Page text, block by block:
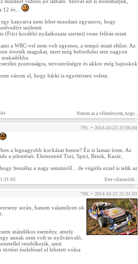
12 év...
kanyarra nem lehet mondani egyszerre, hogy
született.
(Frici korábbi nyilatkozata szerint) rossz felírás miatt
a WRC-vel nem volt egyenes, a tempó miatt eltűnt. Az
érezték magukat, mert még befordulni sem nagyon
pontosságra, tervszerűségre és akkor még bajnokok
várom el, hogy bárki is egyetértsen velem.
Nekem az a véleményem, hogy...
791. • 2014-10-23 22:06:04
a legnagyobb kockázat benne? Én is lassan írom. Az
a jelentését. Elemeznéd Turi, Spici, Benik, Kazár,
beszélsz a nagy semmiről... de végülis ezzel is telik az
Erre válaszolok...
790. • 2014-10-23 21:31:03
során, hanem valamilyen ok
szándékos esemény, amely
annak nem volt se nyilvánvaló,
rendelkezik, amit
észleléssel el lehetett volna